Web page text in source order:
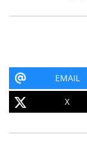
EMAIL
X